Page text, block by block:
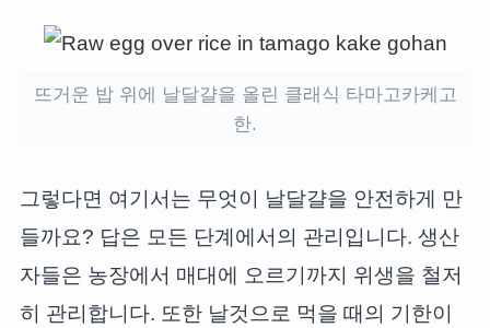
뜨거운 밥 위에 날달걀을 올린 클래식 타마고카케고
한.
그렇다면 여기서는 무엇이 날달걀을 안전하게 만
들까요? 답은 모든 단계에서의 관리입니다. 생산
자들은 농장에서 매대에 오르기까지 위생을 철저
히 관리합니다. 또한 날것으로 먹을 때의 기한이